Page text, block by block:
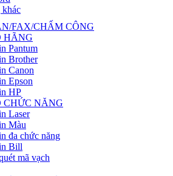
khác
FAX/CHẤM CÔNG
HÃNG
Pantum
Brother
Canon
Epson
HP
CHỨC NĂNG
Laser
Màu
đa chức năng
Bill
mã vạch